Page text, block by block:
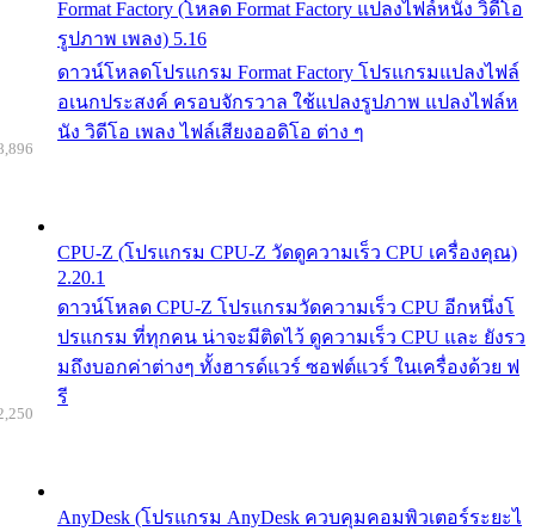
Format Factory (โหลด Format Factory แปลงไฟล์หนัง วิดีโอ
รูปภาพ เพลง) 5.16
ดาวน์โหลดโปรแกรม Format Factory โปรแกรมแปลงไฟล์
อเนกประสงค์ ครอบจักรวาล ใช้แปลงรูปภาพ แปลงไฟล์ห
นัง วิดีโอ เพลง ไฟล์เสียงออดิโอ ต่าง ๆ
CPU-Z (โปรแกรม CPU-Z วัดดูความเร็ว CPU เครื่องคุณ)
2.20.1
ดาวน์โหลด CPU-Z โปรแกรมวัดความเร็ว CPU อีกหนึ่งโ
ปรแกรม ที่ทุกคน น่าจะมีติดไว้ ดูความเร็ว CPU และ ยังรว
มถึงบอกค่าต่างๆ ทั้งฮารด์แวร์ ซอฟต์แวร์ ในเครื่องด้วย ฟ
รี
AnyDesk (โปรแกรม AnyDesk ควบคุมคอมพิวเตอร์ระยะไ